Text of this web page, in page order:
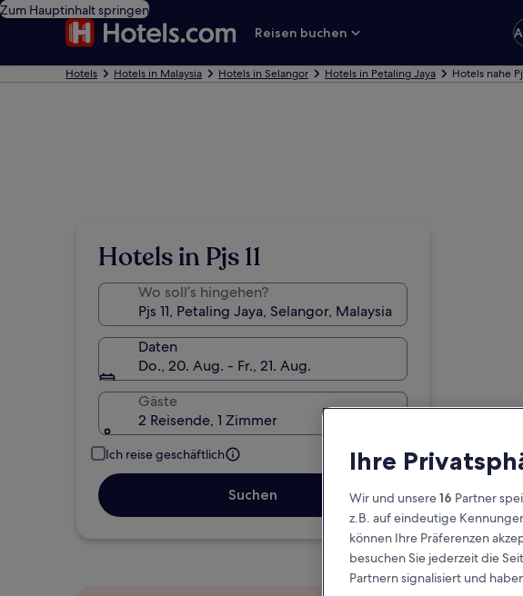
Zum Hauptinhalt springen
Reisen buchen
Hotels Hotels in Malaysia Hotels in Selangor Hotels in Petaling Jaya Hotels nahe
Hotels in Pjs 11
Wo soll’s hingehen?
Daten
Do., 20. Aug. - Fr., 21. Aug.
Gäste
2 Reisende, 1 Zimmer
Ich reise geschäftlich
Suchen
Ihre
Wir und unsere16 Partner
z.B. auf eindeutige
können Ihre Präferenzen
besuchen Sie jederzeit die
Partnern signalisiert und